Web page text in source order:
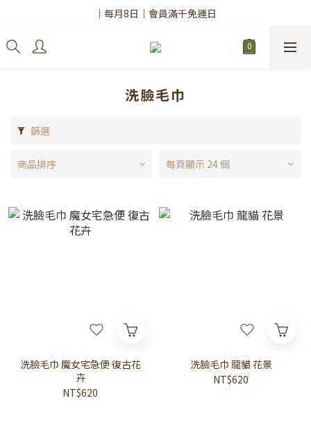
✨註冊會員請務必填寫「真實姓名」
｜每月8日｜會員滿千免運日
✨註冊會員請務必填寫「真實姓名」
洗臉毛巾
篩選
商品排序 每頁顯示 24 個
洗臉毛巾 魔女宅急便 復古花
卉
NT$620
洗臉毛巾 龍貓 花景
NT$620